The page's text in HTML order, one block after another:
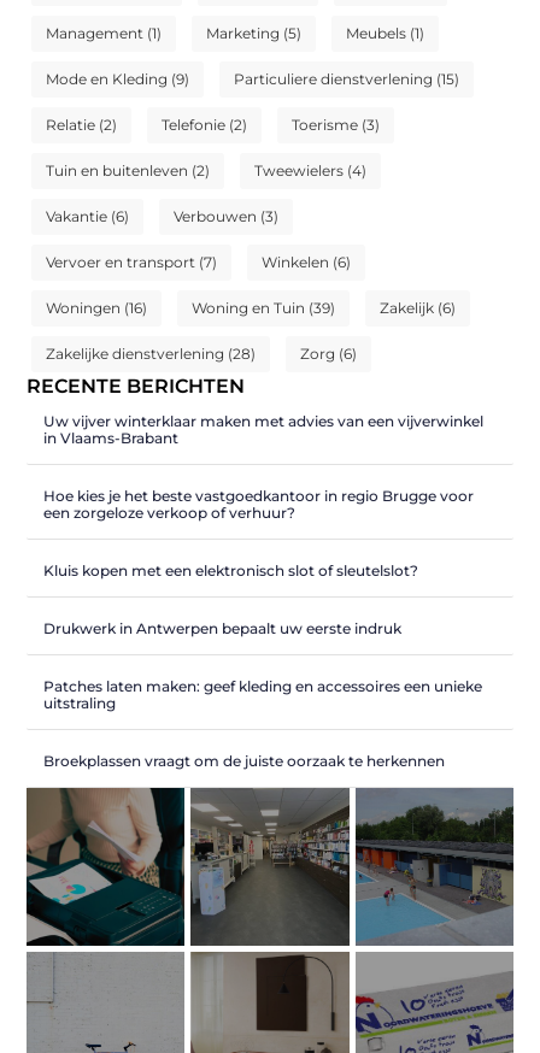
Management (1) Marketing (5) Meubels (1)
Mode en Kleding (9) Particuliere dienstverlening (15)
Relatie (2) Telefonie (2) Toerisme (3)
Tuin en buitenleven (2) Tweewielers (4)
Vakantie (6) Verbouwen (3)
Vervoer en transport (7) Winkelen (6)
Woningen (16) Woning en Tuin (39) Zakelijk (6)
Zakelijke dienstverlening (28) Zorg (6)
RECENTE BERICHTEN
Uw vijver winterklaar maken met advies van een vijverwinkel
in Vlaams-Brabant
Hoe kies je het beste vastgoedkantoor in regio Brugge voor
een zorgeloze verkoop of verhuur?
Kluis kopen met een elektronisch slot of sleutelslot?
Drukwerk in Antwerpen bepaalt uw eerste indruk
Patches laten maken: geef kleding en accessoires een unieke
uitstraling
Broekplassen vraagt om de juiste oorzaak te herkennen